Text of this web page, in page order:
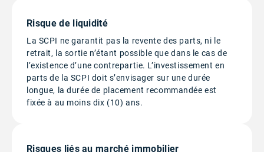
Risque de liquidité
La SCPI ne garantit pas la revente des parts, ni le
retrait, la sortie n’étant possible que dans le cas de
l’existence d’une contrepartie. L’investissement en
parts de la SCPI doit s’envisager sur une durée
longue, la durée de placement recommandée est
fixée à au moins dix (10) ans.
Risques liés au marché immobilier